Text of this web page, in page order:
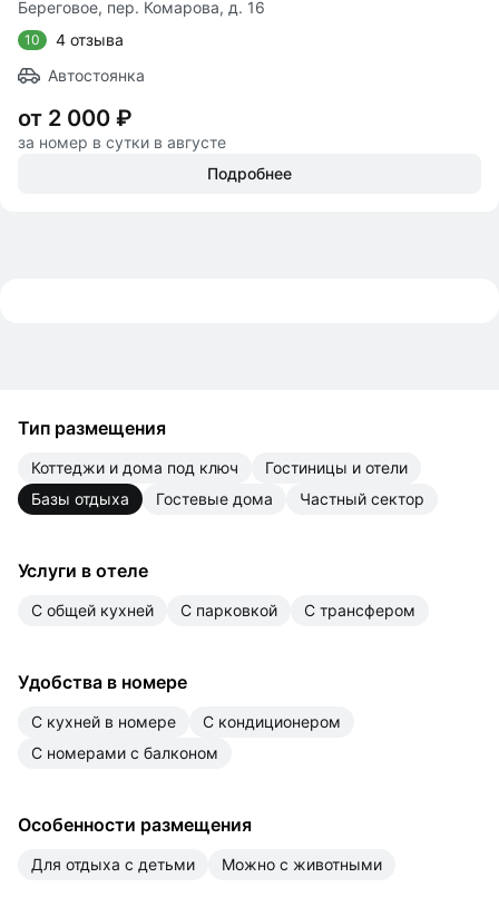
Береговое, пер. Комарова, д. 16
10
4 отзыва
Автостоянка
от 2 000 ₽
за номер в сутки в августе
Подробнее
Тип размещения
коттеджи и дома под ключ
гостиницы и отели
базы отдыха
гостевые дома частный сектор
Услуги в отеле
с общей кухней с парковкой с трансфером
Удобства в номере
с кухней в номере
с кондиционером
с номерами с балконом
Особенности размещения
для отдыха с детьми можно с животными